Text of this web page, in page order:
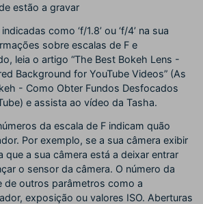
estão a gravar
como ‘f/1.8’ ou ‘f/4’ na sua
sobre escalas de F e
leia o artigo “The Best Bokeh Lens -
Background for YouTube Videos” (As
- Como Obter Fundos Desfocados
e assista ao vídeo da Tasha.
da escala de F indicam quão
Por exemplo, se a sua câmera exibir
a sua câmera está a deixar entrar
o sensor da câmera. O número da
de outros parâmetros como a
exposição ou valores ISO. Aberturas